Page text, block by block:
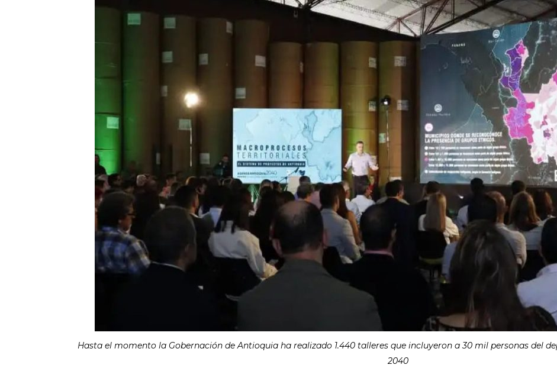
Hasta el momento la Gobernación de Antioquia ha realizado 1.440 talleres que incluyeron a 30 mil personas del
2040